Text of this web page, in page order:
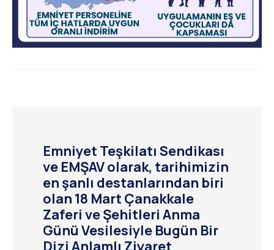
Emniyet Teşkilatı Sendikası
ve EMŞAV olarak, tarihimizin
en şanlı destanlarından biri
olan 18 Mart Çanakkale
Zaferi ve Şehitleri Anma
Günü Vesilesiyle Bugün Bir